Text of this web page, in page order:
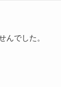
んでした。